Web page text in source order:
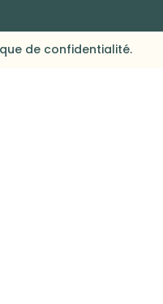
de confidentialité.